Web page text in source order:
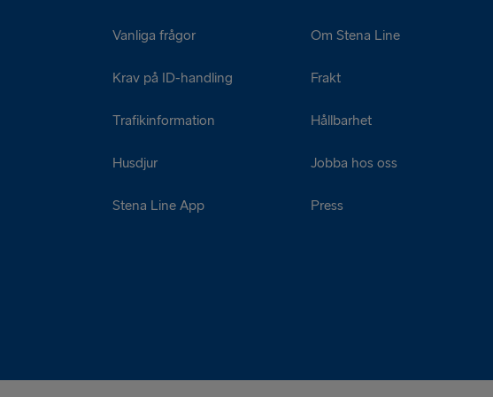
Vanliga frågor
Krav på ID-handling
Trafikinformation
Husdjur
Stena Line App
Om Stena Line
Frakt
Hållbarhet
Jobba hos oss
Press